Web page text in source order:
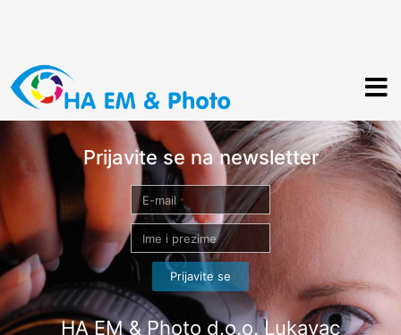
Prijavite se na newsletter
Prijavite se
HA EM & Photo d.o.o. Lukavac